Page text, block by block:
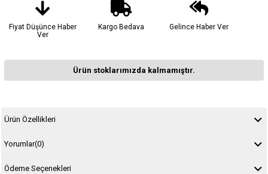
Fiyat Düşünce Haber
Ver
Kargo Bedava Gelince Haber Ver
Ürün stoklarımızda kalmamıştır.
Ürün Özellikleri
Yorumlar(0)
Ödeme Seçenekleri